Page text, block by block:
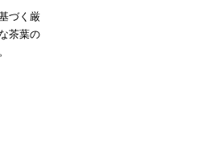
づく厳
茶葉の